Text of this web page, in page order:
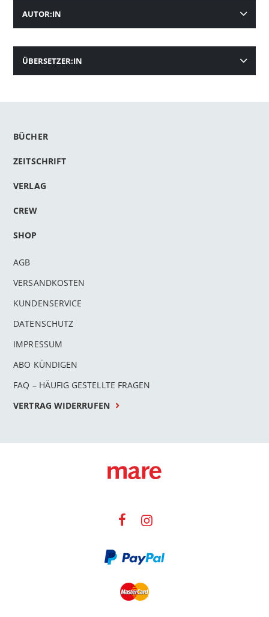
AUTOR:IN
ÜBERSETZER:IN
BÜCHER
ZEITSCHRIFT
VERLAG
CREW
SHOP
AGB
VERSANDKOSTEN
KUNDENSERVICE
DATENSCHUTZ
IMPRESSUM
ABO KÜNDIGEN
FAQ – HÄUFIG GESTELLTE FRAGEN
VERTRAG WIDERRUFEN